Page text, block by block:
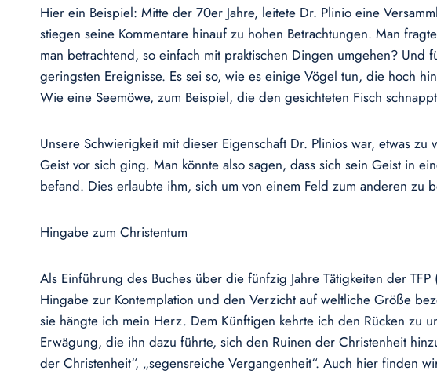
Hier ein Beispiel: Mitte der 70er Jahre, leitete Dr. Plinio eine
stiegen seine Kommentare hinauf zu hohen Betrachtungen. Man
man betrachtend, so einfach mit praktischen Dingen umgehen?
geringsten Ereignisse. Es sei so, wie es einige Vögel tun, die hoch
Wie eine Seemöwe, zum Beispiel, die den gesichteten Fisch
Unsere Schwierigkeit mit dieser Eigenschaft Dr. Plinios war, etwas
Geist vor sich ging. Man könnte also sagen, dass sich sein Geist in
befand. Dies erlaubte ihm, sich um von einem Feld zum anderen
Hingabe zum Christentum
Als Einführung des Buches über die fünfzig Jahre Tätigkeiten der
Hingabe zur Kontemplation und den Verzicht auf weltliche Größe
sie hängte ich mein Herz. Dem Künftigen kehrte ich den Rücken zu
Erwägung, die ihn dazu führte, sich den Ruinen der Christenheit
der Christenheit“, „segensreiche Vergangenheit“. Auch hier finden